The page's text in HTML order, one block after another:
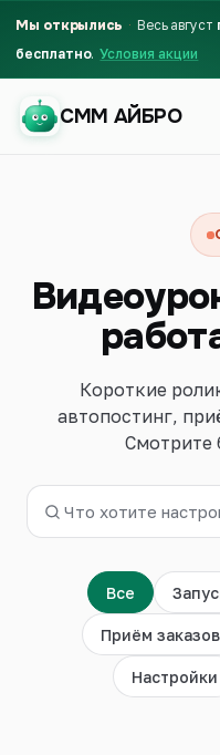
Мы открылись Весь август
бесплатно Условия акции
СММ АЙБРО
Короткие
автопостинг,
Смотрите
Все
Приём заказов
Настройки